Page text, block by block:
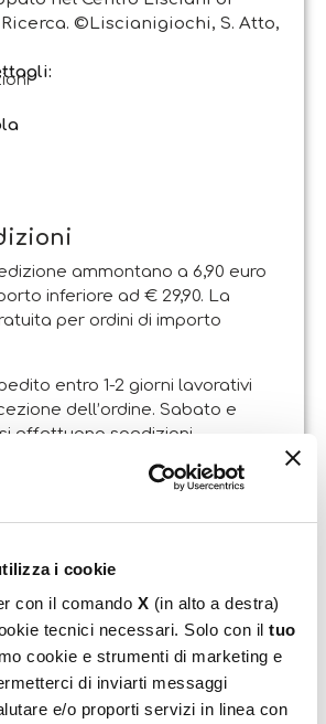
i cookie
con il comando X (in alto a destra)
tecnici necessari. Solo con il tuo
cookie e strumenti di marketing e
di inviarti messaggi
e/o proporti servizi in linea con
©Liscianigiochi, S. Atto,
ammontano a 6,90 euro
inferiore ad € 29,90. La
per ordini di importo
entro 1-2 giorni lavorativi
dell’ordine. Sabato e
effettuano spedizioni.
indirizzata alla sede legale
– Sede Legale: Via
Sant’Atto 64100 Teramo].
della confezione originale, a
entro e non oltre 15 giorni dalla